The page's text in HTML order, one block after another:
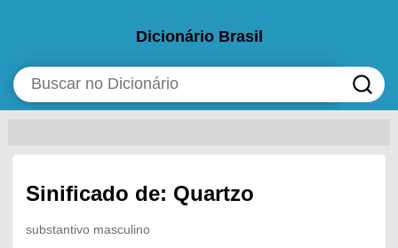
Dicionário Brasil
Sinificado de: Quartzo
substantivo masculino